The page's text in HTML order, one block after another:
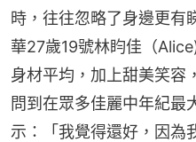
時，往往忽略了身邊更有
華27歲19號林盷佳（
身材平均，加上甜美笑容
問到在眾多佳麗中年紀最
示：「我覺得還好，因為